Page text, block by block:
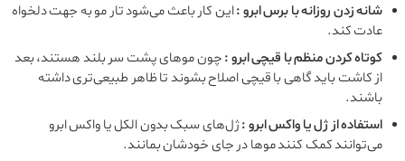
شانه زدن روزانه با برس ابرو :این کار باعث می‌شود تار مو به جهت دلخواه
عادت کند.
کوتاه کردن منظم با قیچی ابرو :چون موهای پشت سر بلند هستند، بعد
از کاشت باید گاهی با قیچی اصلاح بشوند تا ظاهر طبیعی‌تری داشته
باشند.
استفاده از ژل یا واکس ابرو :ژل‌های سبک بدون الکل یا واکس ابرو
می‌توانند کمک کنند موها در جای خودشان بمانند.